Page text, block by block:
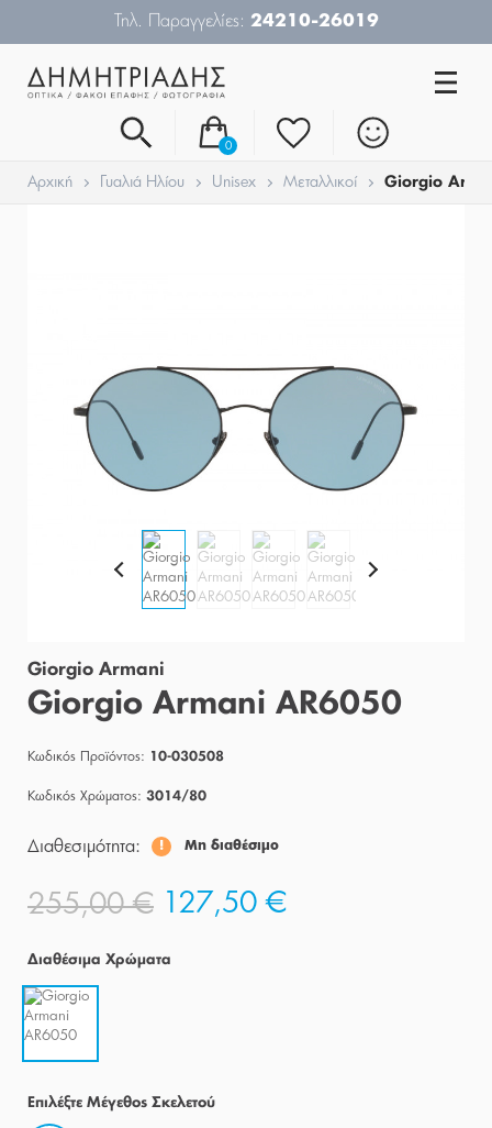
Τηλ. Παραγγελίες: 24210-26019
0
Αρχική Γυαλιά Ηλίου Unisex Μεταλλικοί Giorgio
Giorgio Armani
Giorgio Armani AR6050
Κωδικός Προϊόντος: 10-030508
Κωδικός Χρώματος: 3014/80
Διαθεσιμότητα: Μη διαθέσιμο
255,00 € 127,50 €
Διαθέσιμα Χρώματα
Eπιλέξτε Μέγεθος Σκελετού